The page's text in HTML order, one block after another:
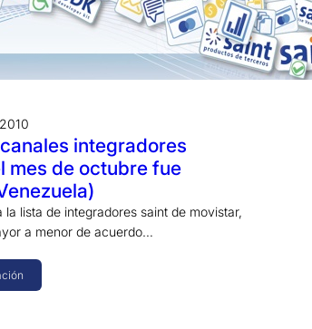
integradores
mes de octubre fue
la lista de integradores saint de movistar,
a menor de acuerdo…